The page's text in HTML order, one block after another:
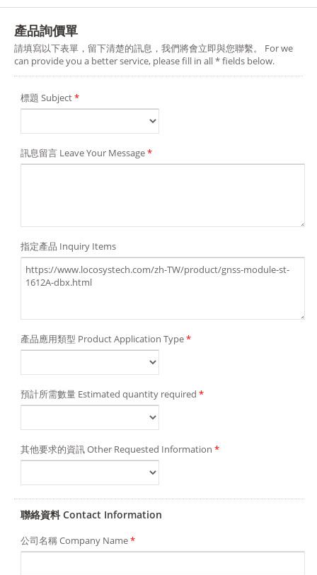
產品詢價單
請填寫以下表單，留下清楚的訊息，我們將會立即與您聯繫。 For we
can provide you a better service, please fill in all * fields below.
標題 Subject*
訊息留言 Leave Your Message*
指定產品 Inquiry Items
產品應用類型 Product Application Type*
預計所需數量 Estimated quantity required *
其他要求的資訊 Other Requested Information *
聯絡資料 Contact Information
公司名稱 Company Name*